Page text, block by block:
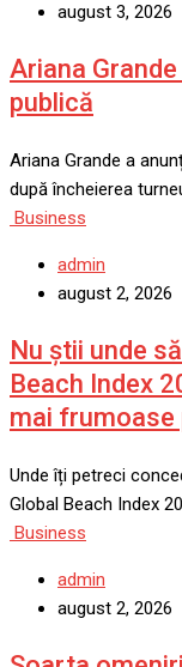
august 3, 2026
Ariana
publică
Ariana Grande a
după încheierea
Business
admin
august 2, 2026
Nu știi unde
Beach Index
mai frumoase
Unde îți petreci
Global Beach Index
Business
admin
august 2, 2026